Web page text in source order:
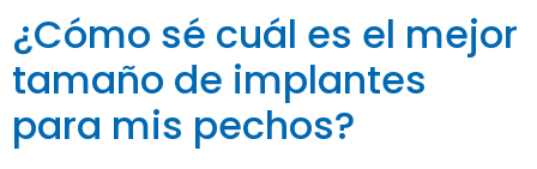
¿Cómo sé cuál es el mejor
tamaño de implantes
para mis pechos?